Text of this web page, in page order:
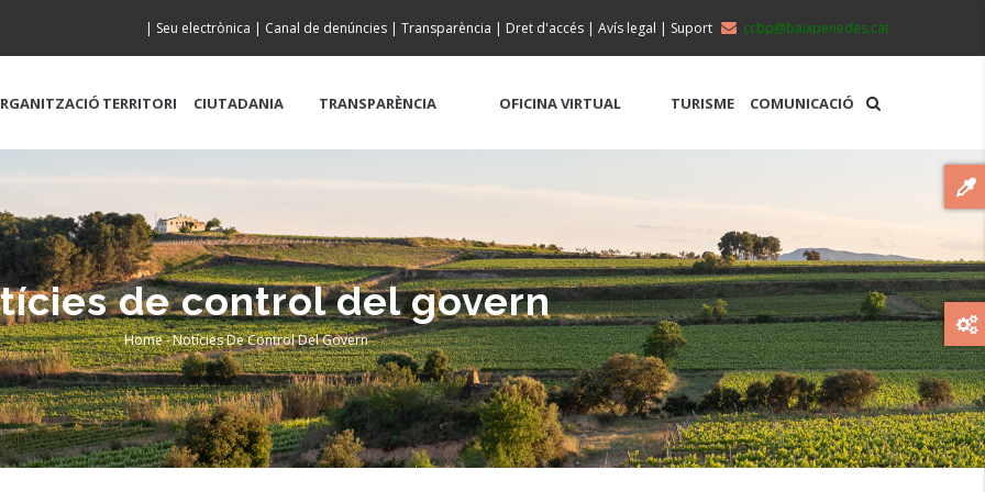
ccbp@baixpenedes.cat
| Seu electrònica | Canal de denúncies | Transparència | Dret d'accés | Avís legal | Suport
TERRITORI CIUTADANIA TRANSPARÈNCIA OFICINA VIRTUAL TURISME COMUNICACIÓ
de control del govern
Breadcrumb
Home-Notícies De Control Del Govern